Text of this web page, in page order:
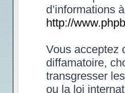
d’informations
http://
Vous acceptez
diffamatoire,
transgresser
ou la loi